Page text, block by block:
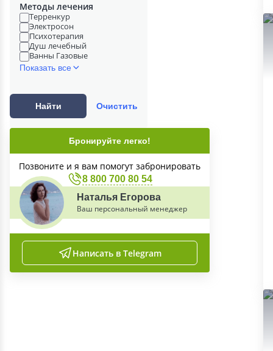
Методы лечения
Терренкур
Электросон
Психотерапия
Душ лечебный
Ванны Газовые
Показать все
Найти Очистить
Бронируйте легко!
Позвоните и я вам помогут забронировать
8 800 700 80 54
Наталья Егорова
Ваш персональный менеджер
Написать в Telegram